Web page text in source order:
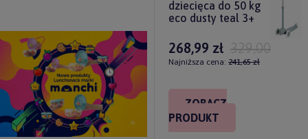
dziecięca do 50 kg
eco dusty teal 3+
268,99 zł 329,00 zł
Najniższa cena: 241,65 zł
ZOBACZ
PRODUKT